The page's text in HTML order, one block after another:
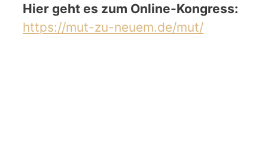
Hier geht es zum Online-Kongress:
https://mut-zu-neuem.de/mut/